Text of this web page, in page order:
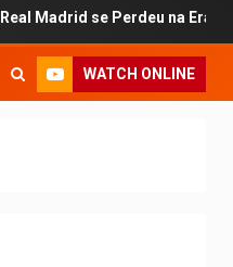
se Perdeu na Era Mbappé
WATCH ONLINE